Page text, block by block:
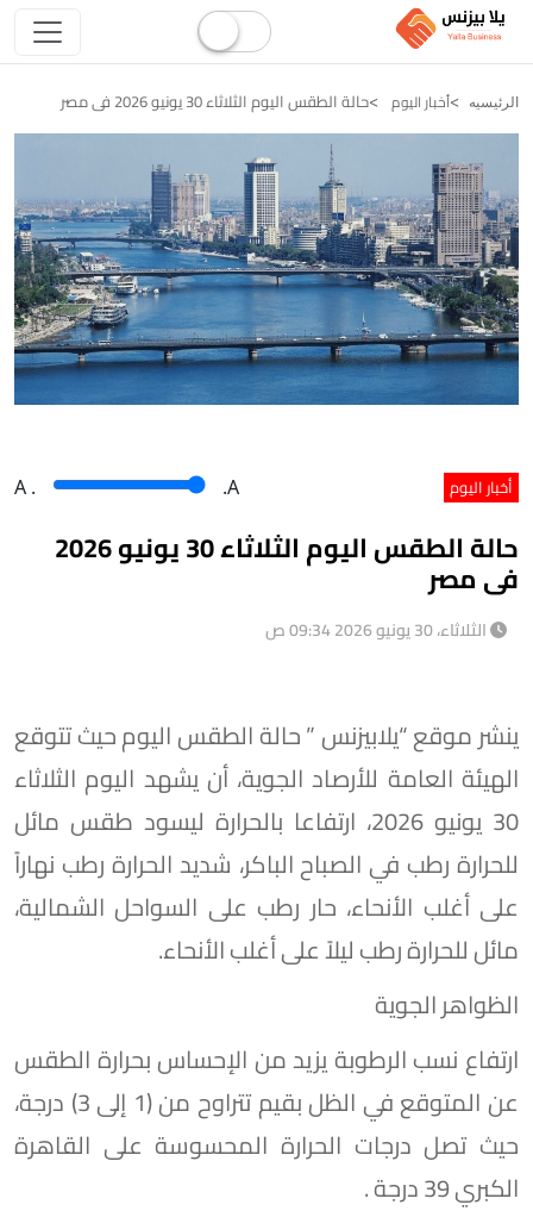
الرئيسيه أخبار اليوم حالة الطقس اليوم الثلاثاء 30 يونيو 2026 فى مصر
أخبار اليوم A . .A
حالة الطقس اليوم الثلاثاء 30 يونيو 2026
فى مصر
الثلاثاء، 30 يونيو 2026 09:34 ص
ينشر موقع “يلابيزنس ” حالة الطقس اليوم حيث تتوقع
الهيئة العامة للأرصاد الجوية، أن يشهد اليوم الثلاثاء
30 يونيو 2026، ارتفاعا بالحرارة ليسود طقس مائل
للحرارة رطب في الصباح الباكر، شديد الحرارة رطب نهاراً
على أغلب الأنحاء، حار رطب على السواحل الشمالية،
مائل للحرارة رطب ليلاً على أغلب الأنحاء.
الظواهر الجوية
​ارتفاع نسب الرطوبة يزيد من الإحساس بحرارة الطقس
عن المتوقع في الظل بقيم تتراوح من (1 إلى 3) درجة،
حيث تصل درجات الحرارة المحسوسة على القاهرة
الكبري 39 درجة .